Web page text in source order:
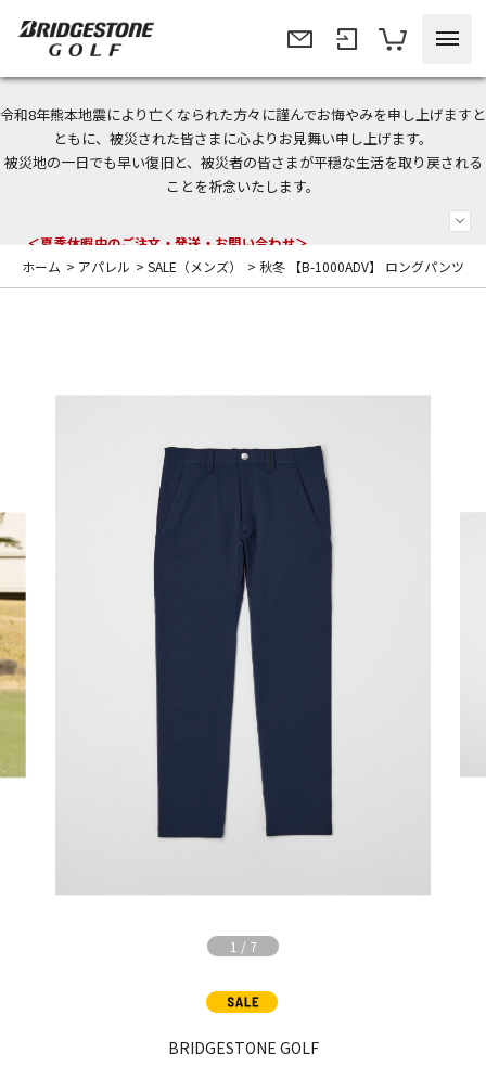
令和8年熊本地震により亡くなられた方々に謹んでお悔やみを申し上げますと
ともに、被災された皆さまに心よりお見舞い申し上げます。
被災地の一日でも早い復旧と、被災者の皆さまが平穏な生活を取り戻される
ことを祈念いたします。
今なら新規会員登録で1,000円OFFクーポンプレゼント！
＜商品配送に関するお知らせ＞
ホーム > アパレル > SALE（メンズ） > 秋冬 【B-1000ADV】 ロングパンツ
1 / 7
BRIDGESTONE GOLF